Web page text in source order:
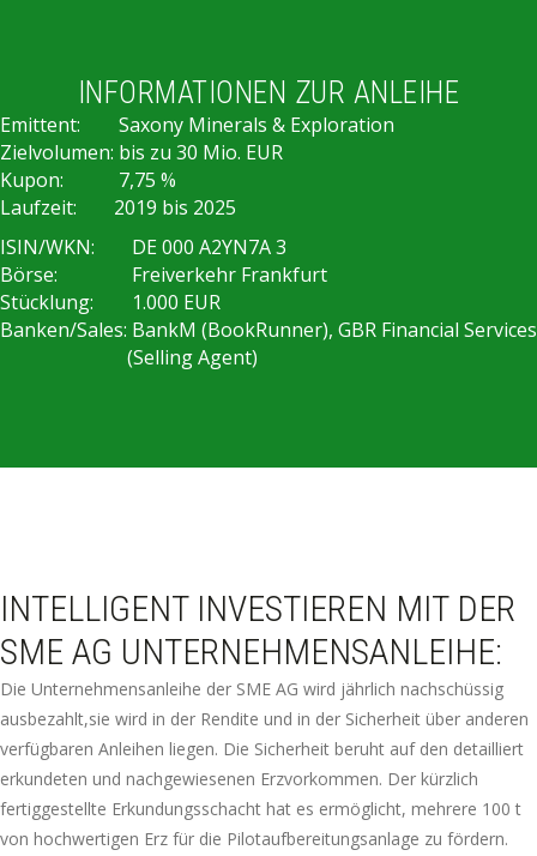
INFORMATIONEN ZUR ANLEIHE
Emittent:
Saxony Minerals & Exploration
Zielvolumen: bis zu 30 Mio. EUR
Kupon:
7,75 %
Laufzeit:
2019 bis 2025
ISIN/WKN:
DE 000 A2YN7A 3
Börse:
Freiverkehr Frankfurt
Stücklung:
1.000 EUR
Banken/Sales: BankM (BookRunner), GBR Financial Services
(Selling Agent)
INTELLIGENT INVESTIEREN MIT DER
SME AG UNTERNEHMENSANLEIHE:
Die Unternehmensanleihe der SME AG wird jährlich nachschüssig
ausbezahlt,sie wird in der Rendite und in der Sicherheit über anderen
verfügbaren Anleihen liegen. Die Sicherheit beruht auf den detailliert
erkundeten und nachgewiesenen Erzvorkommen. Der kürzlich
fertiggestellte Erkundungsschacht hat es ermöglicht, mehrere 100 t
von hochwertigen Erz für die Pilotaufbereitungsanlage zu fördern.